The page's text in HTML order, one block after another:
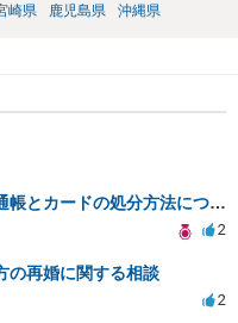
崎県 鹿児島県 沖縄県
離婚後の元配偶者名義の銀行通帳とカードの処分方法について
2
の再婚に関する相談
2